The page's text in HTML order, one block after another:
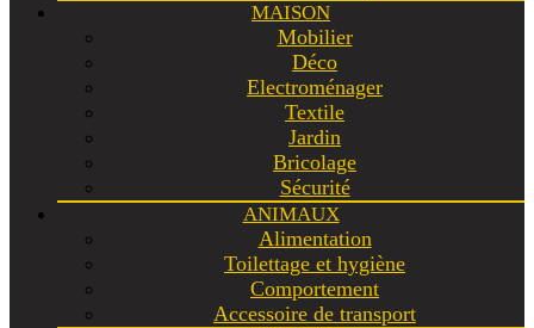
MAISON
Mobilier
Déco
Electroménager
Textile
Jardin
Bricolage
Sécurité
ANIMAUX
Alimentation
Toilettage et hygiène
Comportement
Accessoire de transport